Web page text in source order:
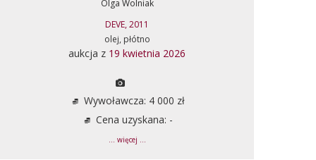
Olga Wolniak
DEVE, 2011
olej, płótno
aukcja z 19 kwietnia 2026
Wywoławcza: 4 000 zł
Cena uzyskana: -
... więcej ...